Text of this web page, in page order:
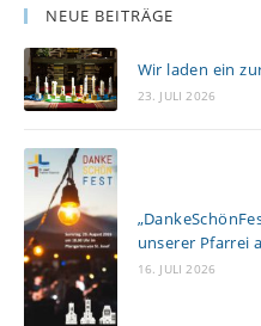
l
e
s
e
n
NEUE BEITRÄGE
Wir laden ein
23. JULI 2026
unserer Pfarrei
16. JULI 2026